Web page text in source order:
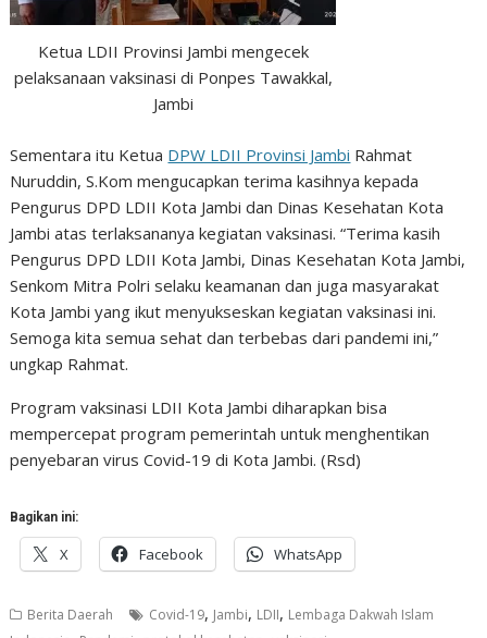
Ketua LDII Provinsi Jambi mengecek
pelaksanaan vaksinasi di Ponpes Tawakkal,
Jambi
Sementara itu Ketua DPW LDII Provinsi Jambi Rahmat
Nuruddin, S.Kom mengucapkan terima kasihnya kepada
Pengurus DPD LDII Kota Jambi dan Dinas Kesehatan Kota
Jambi atas terlaksananya kegiatan vaksinasi. “Terima kasih
Pengurus DPD LDII Kota Jambi, Dinas Kesehatan Kota Jambi,
Senkom Mitra Polri selaku keamanan dan juga masyarakat
Kota Jambi yang ikut menyukseskan kegiatan vaksinasi ini.
Semoga kita semua sehat dan terbebas dari pandemi ini,”
ungkap Rahmat.
Program vaksinasi LDII Kota Jambi diharapkan bisa
mempercepat program pemerintah untuk menghentikan
penyebaran virus Covid-19 di Kota Jambi. (Rsd)
Bagikan ini:
X Facebook WhatsApp
Berita Daerah Covid-19, Jambi, LDII, Lembaga Dakwah Islam